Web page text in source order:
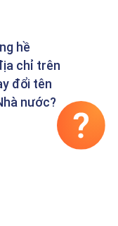
hề
chỉ trên
đổi tên
nước?